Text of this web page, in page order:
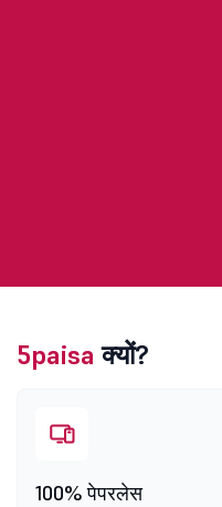
5paisa क्यों?
100% पेपरलेस